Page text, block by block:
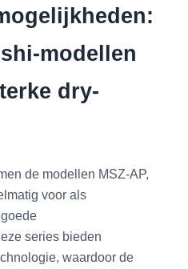
modellen
dry-
de modellen MSZ-AP,
voor als
series bieden
waardoor de